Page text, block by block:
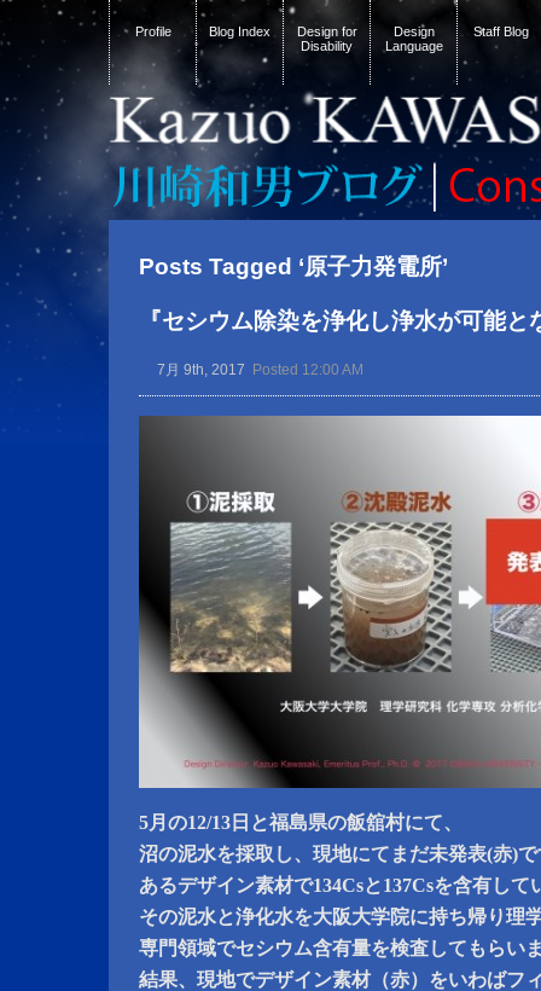
Profile Blog Index
Design for
Disability
Design
Language
Staff Blog
Posts Tagged ‘原子力発電所’
『セシウム除染を浄化し浄水が可能と
7月 9th, 2017 Posted 12:00 AM
5月の12/13日と福島県の飯舘村にて、
沼の泥水を採取し、現地にてまだ未発表(赤)
あるデザイン素材で134Csと137Csを含有し
その泥水と浄化水を大阪大学院に持ち帰り理
専門領域でセシウム含有量を検査してもらい
結果、現地でデザイン素材（赤）をいわばフ